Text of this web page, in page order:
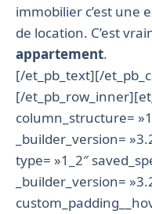
immobilier c’est une
de location. C’est
appartement.
[/et_pb_text][/
[/
column_structure=
_builder_version=
type= »1_2″
_builder_version=